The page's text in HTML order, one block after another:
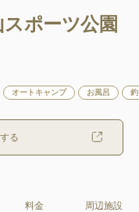
ポーツ公園
オートキャンプ お風呂
る
料金 周辺施設